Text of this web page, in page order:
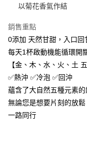
1.本服務係由「台灣大哥
用戶於交易時，得透過本
2.基於同意付款使用「大哥
資料（包含姓名、電話或地
由本公司與您本人進行分
3.完整用戶服務條款，請詳
以菊花香氣作結
銷售重點
0添加 天然甘甜，入口回
每天1杯啟動機能循環開
【金、木、水、火、土
✅熱沖 ✅冷泡 ✅回沖
蘊含了大自然五種元素
無論您是想要片刻的放
一路同行